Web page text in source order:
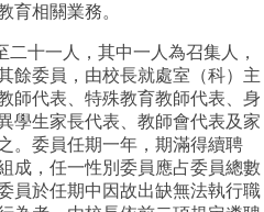
育相關業務。
二十一人，其中一人為召集人，
餘委員，由校長就處室（科）主
師代表、特殊教育教師代表、身
學生家長代表、教師會代表及家
。委員任期一年，期滿得續聘
成，任一性別委員應占委員總數
員於任期中因故出缺無法執行職